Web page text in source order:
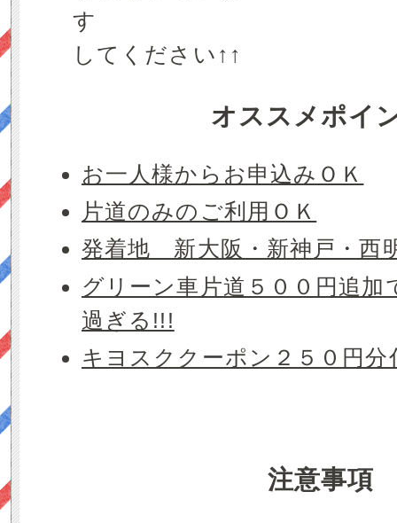
す ↑↑ク
してください↑↑
オススメポイ
お一人様からお申込みＯＫ
片道のみのご利用ＯＫ
発着地 新大阪・新神戸・西
グリーン車片道５００円追加
過ぎる!!!
キヨスククーポン２５０円分
注意事項